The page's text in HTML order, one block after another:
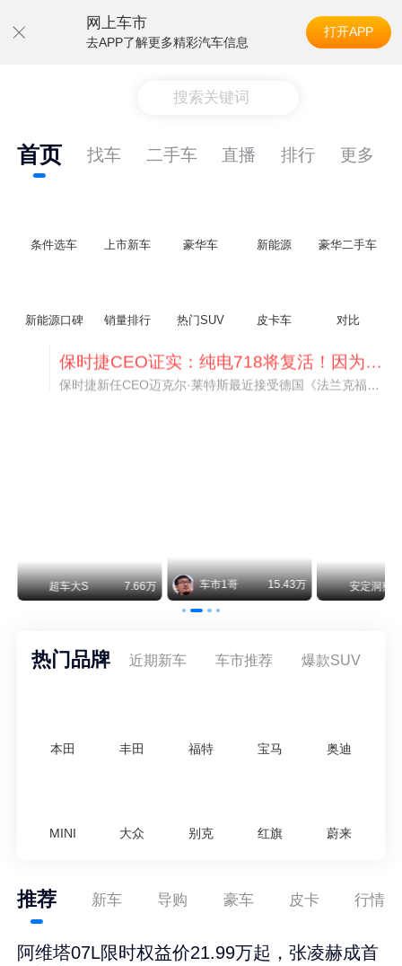
网上车市
去APP了解更多精彩汽车信息
打开APP
搜索关键词
首页 找车 二手车 直播 排行 更多
条件选车 上市新车 豪华车 新能源 豪华二手车
新能源口碑 销量排行 热门SUV 皮卡车 对比
阿维塔07L限时权益价21.99万起，张凌赫成首位车主
万 安定洞察 8.07万 智电出行 8.54万 智电出
热门品牌 近期新车 车市推荐 爆款SUV
本田 丰田 福特 宝马 奥迪
MINI 大众 别克 红旗 蔚来
推荐 新车 导购 豪车 皮卡 行情
阿维塔07L限时权益价21.99万起，张凌赫成首